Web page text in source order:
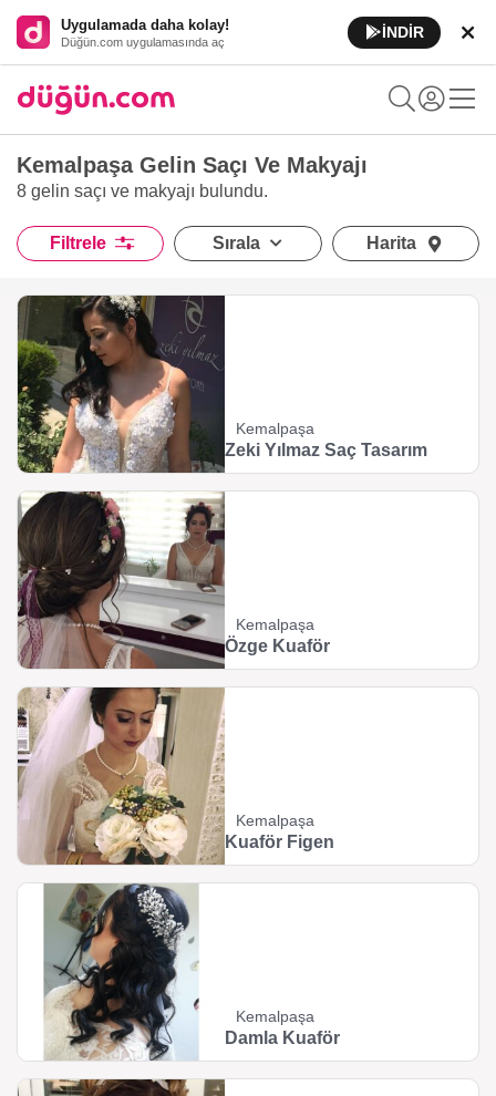
Uygulamada daha kolay!
Düğün.com uygulamasında aç
İNDİR
Kemalpaşa Gelin Saçı Ve Makyajı
8 gelin saçı ve makyajı bulundu.
Filtrele Sırala Harita
Kemalpaşa
Zeki Yılmaz Saç Tasarım
Kemalpaşa
Özge Kuaför
Kemalpaşa
Kuaför Figen
Kemalpaşa
Damla Kuaför